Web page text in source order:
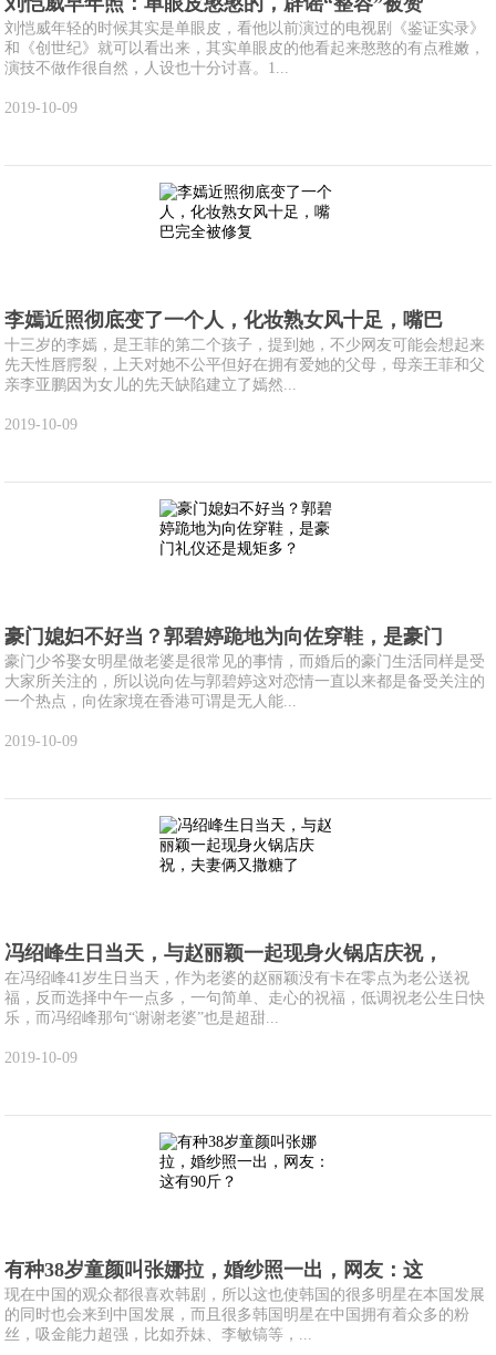
刘恺威年轻的时候其实是单眼皮，看他以前演过的电视剧《鉴证实录》
和《创世纪》就可以看出来，其实单眼皮的他看起来憨憨的有点稚嫩，
演技不做作很自然，人设也十分讨喜。1...
2019-10-09
李嫣近照彻底变了一个人，化妆熟女风十足，嘴巴
十三岁的李嫣，是王菲的第二个孩子，提到她，不少网友可能会想起来
先天性唇腭裂，上天对她不公平但好在拥有爱她的父母，母亲王菲和父
亲李亚鹏因为女儿的先天缺陷建立了嫣然...
2019-10-09
豪门媳妇不好当？郭碧婷跪地为向佐穿鞋，是豪门
豪门少爷娶女明星做老婆是很常见的事情，而婚后的豪门生活同样是受
大家所关注的，所以说向佐与郭碧婷这对恋情一直以来都是备受关注的
一个热点，向佐家境在香港可谓是无人能...
2019-10-09
冯绍峰生日当天，与赵丽颖一起现身火锅店庆祝，
在冯绍峰41岁生日当天，作为老婆的赵丽颖没有卡在零点为老公送祝
福，反而选择中午一点多，一句简单、走心的祝福，低调祝老公生日快
乐，而冯绍峰那句“谢谢老婆”也是超甜...
2019-10-09
有种38岁童颜叫张娜拉，婚纱照一出，网友：这
现在中国的观众都很喜欢韩剧，所以这也使韩国的很多明星在本国发展
的同时也会来到中国发展，而且很多韩国明星在中国拥有着众多的粉
丝，吸金能力超强，比如乔妹、李敏镐等，...